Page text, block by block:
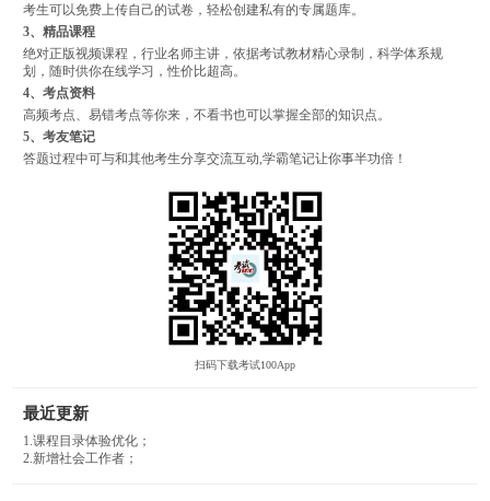
考生可以免费上传自己的试卷，轻松创建私有的专属题库。
3、精品课程
绝对正版视频课程，行业名师主讲，依据考试教材精心录制，科学体系规
划，随时供你在线学习，性价比超高。
4、考点资料
高频考点、易错考点等你来，不看书也可以掌握全部的知识点。
5、考友笔记
答题过程中可与和其他考生分享交流互动,学霸笔记让你事半功倍！
扫码下载考试100App
最近更新
1.课程目录体验优化；
2.新增社会工作者；